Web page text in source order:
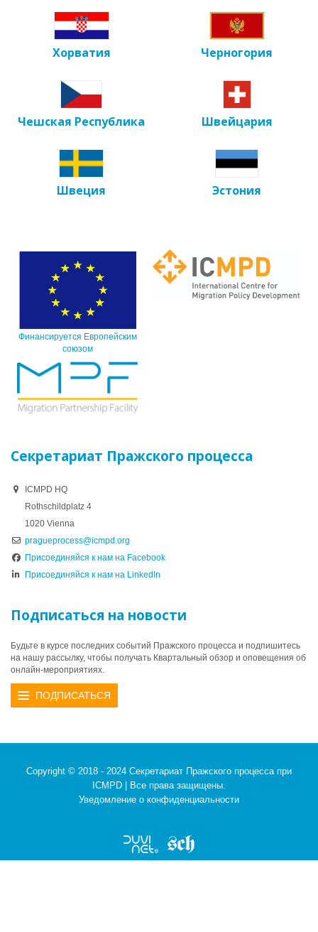
Хорватия Черногория
Чешская Республика Швейцария
Швеция Эстония
Финансируется Европейским
союзом
Секретариат Пражского процесса
ICMPD HQ
Rothschildplatz 4
1020 Vienna
pragueprocess@icmpd.org
Присоединяйся к нам на Facebook
Присоединяйся к нам на LinkedIn
Подписаться на новости
Будьте в курсе последних событий Пражского процесса и подпишитесь
на нашу рассылку, чтобы получать Квартальный обзор и оповещения об
онлайн-мероприятиях.
ПОДПИСАТЬСЯ
Copyright © 2018 - 2024 Секретариат Пражского процесса при
ICMPD | Все права защищены.
Уведомление о конфиденциальности